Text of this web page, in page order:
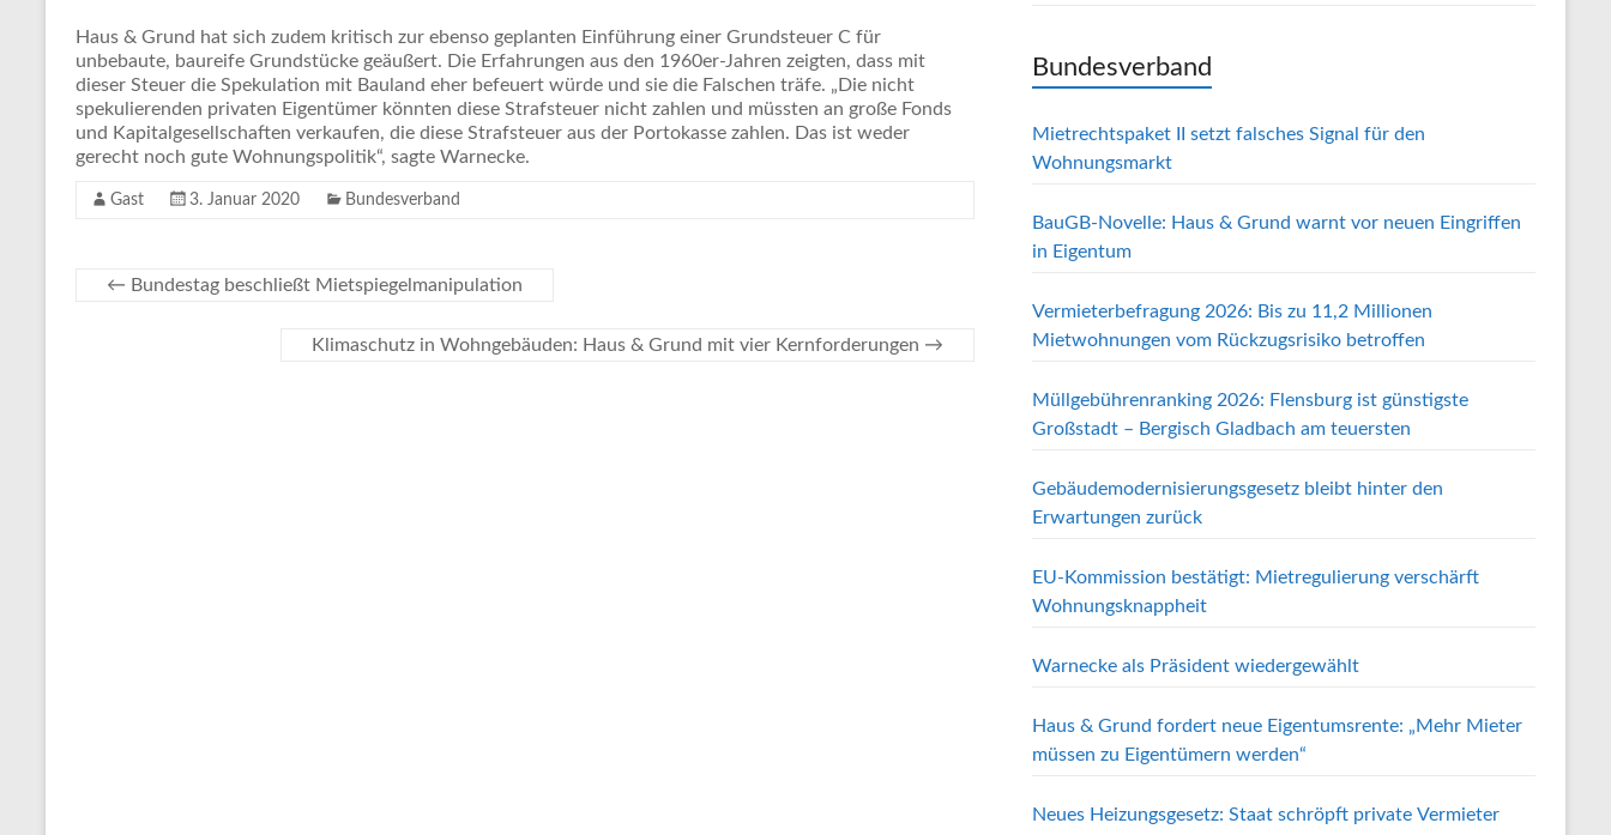
Haus & Grund hat sich zudem kritisch zur ebenso geplanten Einführung einer Grundsteuer C für
unbebaute, baureife Grundstücke geäußert. Die Erfahrungen aus den 1960er-Jahren zeigten, dass mit
dieser Steuer die Spekulation mit Bauland eher befeuert würde und sie die Falschen träfe. „Die nicht
spekulierenden privaten Eigentümer könnten diese Strafsteuer nicht zahlen und müssten an große Fonds
und Kapitalgesellschaften verkaufen, die diese Strafsteuer aus der Portokasse zahlen. Das ist weder
gerecht noch gute Wohnungspolitik“, sagte Warnecke.
Gast 3. Januar 2020 Bundesverband
← Bundestag beschließt Mietspiegelmanipulation
Klimaschutz in Wohngebäuden: Haus & Grund mit vier Kernforderungen →
Bundesverband
Mietrechtspaket II setzt falsches Signal für den
Wohnungsmarkt
BauGB-Novelle: Haus & Grund warnt vor neuen Eingriffen
in Eigentum
Vermieterbefragung 2026: Bis zu 11,2 Millionen
Mietwohnungen vom Rückzugsrisiko betroffen
Müllgebührenranking 2026: Flensburg ist günstigste
Großstadt – Bergisch Gladbach am teuersten
Gebäudemodernisierungsgesetz bleibt hinter den
Erwartungen zurück
EU-Kommission bestätigt: Mietregulierung verschärft
Wohnungsknappheit
Warnecke als Präsident wiedergewählt
Haus & Grund fordert neue Eigentumsrente: „Mehr Mieter
müssen zu Eigentümern werden“
Neues Heizungsgesetz: Staat schröpft private Vermieter